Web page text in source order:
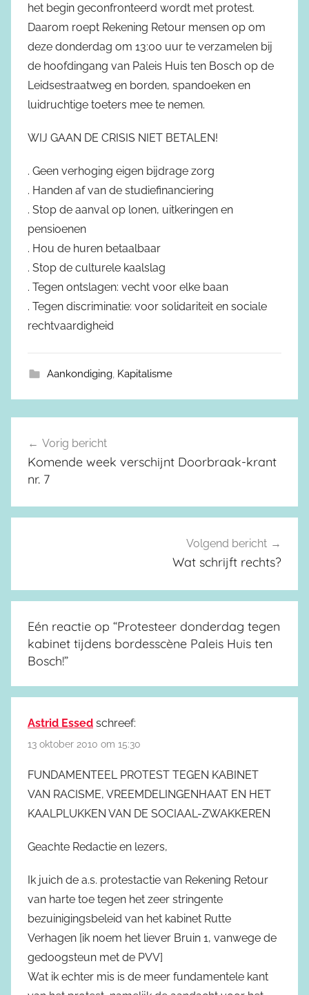
het begin geconfronteerd wordt met protest.
Daarom roept Rekening Retour mensen op om
deze donderdag om 13:00 uur te verzamelen bij
de hoofdingang van Paleis Huis ten Bosch op de
Leidsestraatweg en borden, spandoeken en
luidruchtige toeters mee te nemen.
WIJ GAAN DE CRISIS NIET BETALEN!
. Geen verhoging eigen bijdrage zorg
. Handen af van de studiefinanciering
. Stop de aanval op lonen, uitkeringen en
pensioenen
. Hou de huren betaalbaar
. Stop de culturele kaalslag
. Tegen ontslagen: vecht voor elke baan
. Tegen discriminatie: voor solidariteit en sociale
rechtvaardigheid
Aankondiging, Kapitalisme
Berichtnavigatie
Vorig bericht
Komende week verschijnt Doorbraak-krant
nr. 7
Volgend bericht
Wat schrijft rechts?
Eén reactie op “Protesteer donderdag tegen
kabinet tijdens bordesscène Paleis Huis ten
Bosch!”
Astrid Essed schreef:
13 oktober 2010 om 15:30
FUNDAMENTEEL PROTEST TEGEN KABINET
VAN RACISME, VREEMDELINGENHAAT EN HET
KAALPLUKKEN VAN DE SOCIAAL-ZWAKKEREN
Geachte Redactie en lezers,
Ik juich de a.s. protestactie van Rekening Retour
van harte toe tegen het zeer stringente
bezuinigingsbeleid van het kabinet Rutte
Verhagen [ik noem het liever Bruin 1, vanwege de
gedoogsteun met de PVV]
Wat ik echter mis is de meer fundamentele kant